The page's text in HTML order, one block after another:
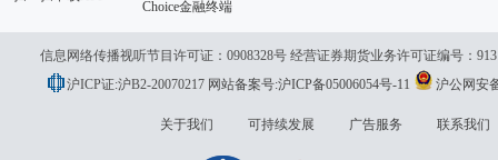
Choice金融终端
信息网络传播视听节目许可证：0908328号 经营证券期货业务许可证编号：
议
沪ICP证:沪B2-20070217 网站备案号:沪ICP备05006054号-11 沪公网安
关于我们 可持续发展 广告服务 联系我们